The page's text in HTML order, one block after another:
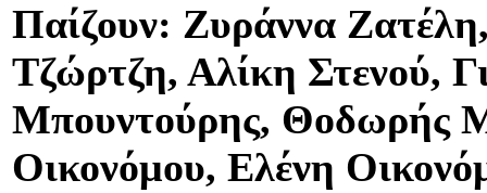
Παίζουν: Ζυράννα
Τζώρτζη, Αλίκη Στενού,
Μπουντούρης, Θοδωρής
Οικονόμου, Ελένη